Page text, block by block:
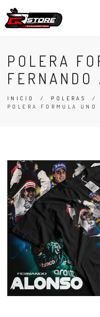
POLERA
INICIO / POLERAS /
POLERA FORMULA